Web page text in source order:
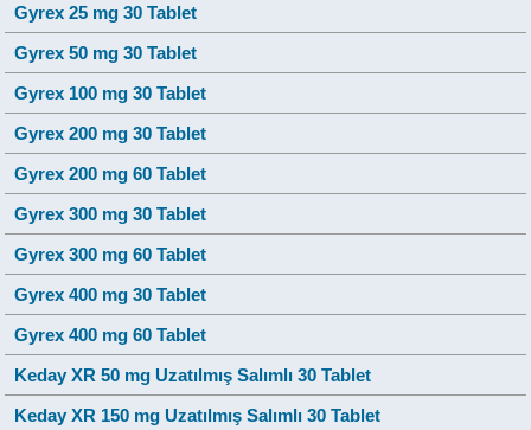
Gyrex 25 mg 30 Tablet
Gyrex 50 mg 30 Tablet
Gyrex 100 mg 30 Tablet
Gyrex 200 mg 30 Tablet
Gyrex 200 mg 60 Tablet
Gyrex 300 mg 30 Tablet
Gyrex 300 mg 60 Tablet
Gyrex 400 mg 30 Tablet
Gyrex 400 mg 60 Tablet
Keday XR 50 mg Uzatılmış Salımlı 30 Tablet
Keday XR 150 mg Uzatılmış Salımlı 30 Tablet